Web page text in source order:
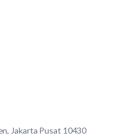
Jakarta Pusat 10430